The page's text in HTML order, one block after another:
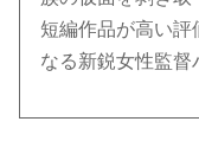
短編作品が高い評
なる新鋭女性監督